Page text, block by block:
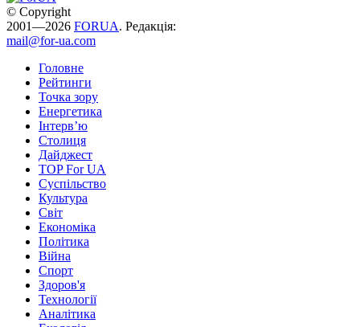
© Copyright
2001—2026 FORUA. Редакція:
mail@for-ua.com
Головне
Рейтинги
Точка зору
Енергетика
Інтерв’ю
Столиця
Дайджест
TOP For UA
Суспiльство
Культура
Світ
Економіка
Політика
Війна
Спорт
Здоров'я
Технології
Аналітика